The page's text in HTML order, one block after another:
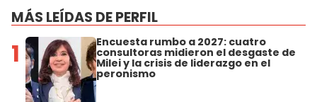
MÁS LEÍDAS DE PERFIL
1 Encuesta rumbo a 2027: cuatro
consultoras midieron el desgaste de
Milei y la crisis de liderazgo en el
peronismo